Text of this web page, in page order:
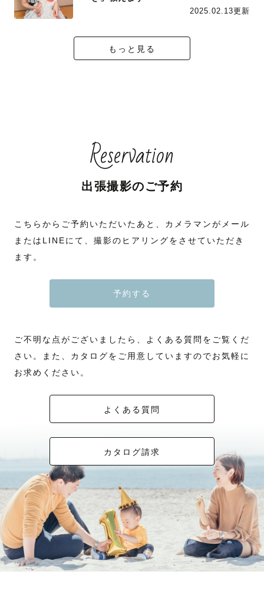
2025.02.13更新
もっと見る
Reservation
出張撮影のご予約
こちらからご予約いただいたあと、カメラマンがメール
またはLINEにて、撮影のヒアリングをさせていただき
ます。
予約する
ご不明な点がございましたら、よくある質問をご覧くだ
さい。また、カタログをご用意していますのでお気軽に
お求めください。
よくある質問
カタログ請求